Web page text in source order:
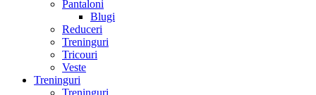
Pantaloni
Blugi
Reduceri
Treninguri
Tricouri
Veste
Treninguri
Treninguri